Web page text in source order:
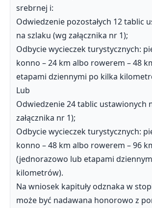
srebrnej i:
Odwiedzenie pozostałych 12 tablic
na szlaku (wg załącznika nr 1);
Odbycie wycieczek turystycznych:
konno – 24 km albo rowerem – 48
etapami dziennymi po kilka
Lub
Odwiedzenie 24 tablic ustawionych
załącznika nr 1);
Odbycie wycieczek turystycznych:
konno – 48 km albo rowerem – 96
(jednorazowo lub etapami
kilometrów).
Na wniosek kapituły odznaka w
może być nadawana honorowo z